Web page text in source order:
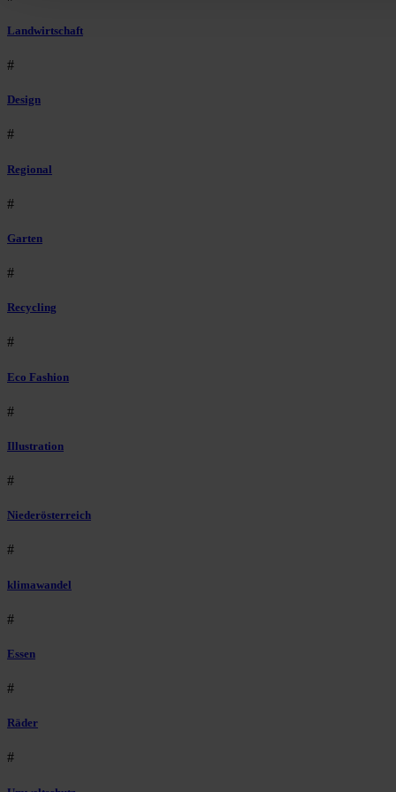
Landwirtschaft
#
Design
#
Regional
#
Garten
#
Recycling
#
Eco Fashion
#
Illustration
#
Niederösterreich
#
klimawandel
#
Essen
#
Räder
#